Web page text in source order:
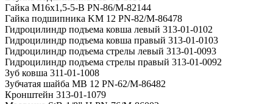
Гайка M16x1,5-5-B PN-86/M-82144
Гайка подшипника KM 12 PN-82/M-86478
Гидроцилиндр подъема ковша левый 313-01-0102
Гидроцилиндр подъема ковша правый 313-01-0103
Гидроцилиндр подъема стрелы левый 313-01-0093
Гидроцилиндр подъема стрелы правый 313-01-0092
Зуб ковша 311-01-1008
Зубчатая шайба MB 12 PN-62/M-86482
Кронштейн 313-01-1079